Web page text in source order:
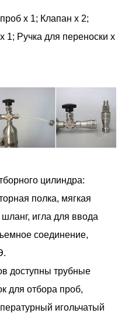
x 1; Клапан х 2;
1; Ручка для переноски х
цилиндра:
полка, мягкая
игла для ввода
соединение,
доступны трубные
для отбора проб,
игольчатый